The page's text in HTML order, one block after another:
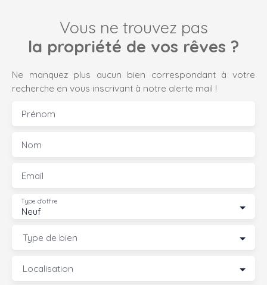
Vous ne trouvez pas
la propriété de vos rêves ?
Ne manquez plus aucun bien correspondant à votre
recherche en vous inscrivant à notre alerte mail !
Prénom
Nom
Email
Neuf
Type d'offre
Type de bien
Localisation